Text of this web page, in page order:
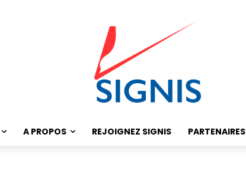
A PROPOS REJOIGNEZ SIGNIS PARTENAIRES